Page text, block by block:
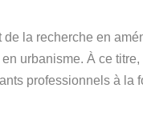
la recherche en
urbanisme. À ce
professionnels à